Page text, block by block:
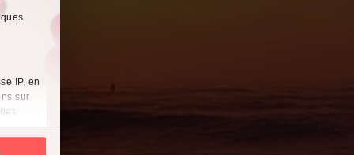
IP, en
sur